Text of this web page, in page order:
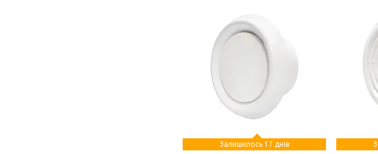
Залишилось 17 днів